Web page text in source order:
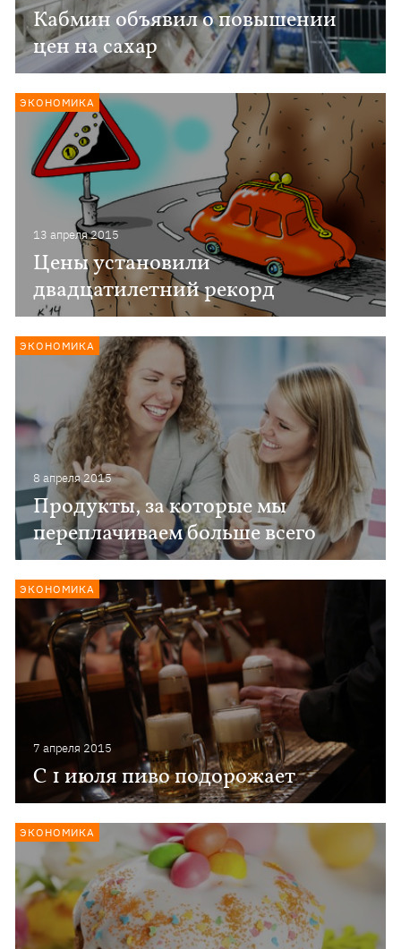
Кабмин объявил о повышении
цен на сахар
13 апреля 2015
Цены установили
двадцатилетний рекорд
ЭКОНОМИКА
8 апреля 2015
Продукты, за которые мы
переплачиваем больше всего
ЭКОНОМИКА
7 апреля 2015
С 1 июля пиво подорожает
ЭКОНОМИКА
ЭКОНОМИКА